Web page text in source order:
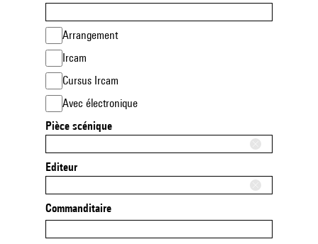
Arrangement
Ircam
Cursus Ircam
Avec électronique
Pièce scénique
Editeur
Commanditaire